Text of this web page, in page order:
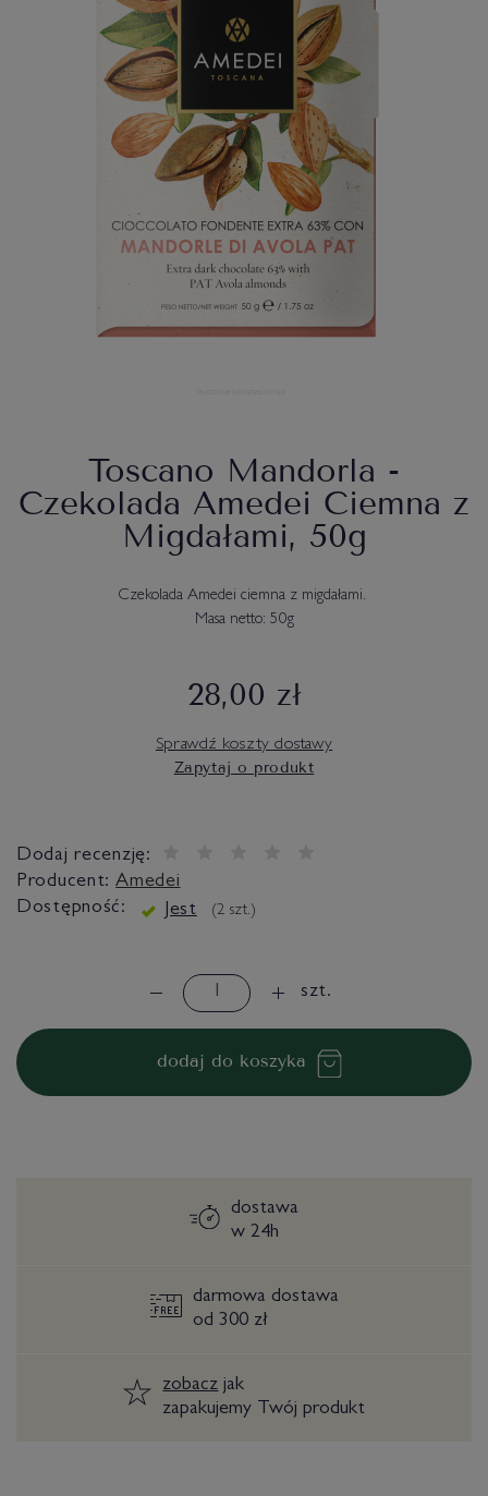
Toscano Mandorla -
Czekolada Amedei Ciemna z
Migdałami, 50g
Czekolada Amedei ciemna z migdałami.
Masa netto: 50g
28,00 zł
Sprawdź koszty dostawy
Zapytaj o produkt
Dodaj recenzję:
Producent: Amedei
Dostępność:
Jest ( 2 szt.)
szt.
dodaj do koszyka
dostawa
w 24h
darmowa dostawa
od 300 zł
zobaczjak
zapakujemy Twój produkt